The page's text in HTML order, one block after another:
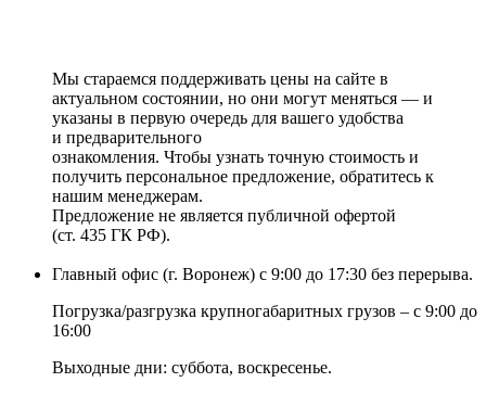
Мы стараемся поддерживать цены на сайте в
актуальном состоянии, но они могут меняться — и
указаны в первую очередь для вашего удобства
и предварительного
ознакомления. Чтобы узнать точную стоимость и
получить персональное предложение, обратитесь к
нашим менеджерам.
Предложение не является публичной офертой
(ст. 435 ГК РФ).
Главный офис (г. Воронеж) с 9:00 до 17:30 без перерыва.
Погрузка/разгрузка крупногабаритных грузов – с 9:00 до
16:00
Выходные дни: суббота, воскресенье.